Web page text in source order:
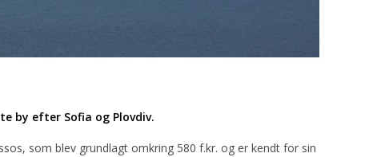
by efter Sofia og Plovdiv.
som blev grundlagt omkring 580 f.kr. og er kendt for sin